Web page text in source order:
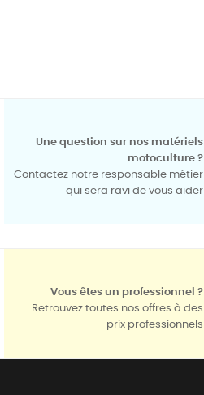
Une question sur nos matériels
motoculture ?
Contactez notre responsable métier
qui sera ravi de vous aider
Vous êtes un professionnel ?
Retrouvez toutes nos offres à des
prix professionnels